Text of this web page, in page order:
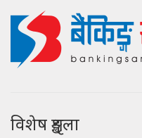
विशेष शृङ्खला